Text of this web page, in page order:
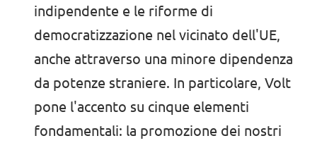
indipendente e le riforme di
democratizzazione nel vicinato dell'UE,
anche attraverso una minore dipendenza
da potenze straniere. In particolare, Volt
pone l'accento su cinque elementi
fondamentali: la promozione dei nostri